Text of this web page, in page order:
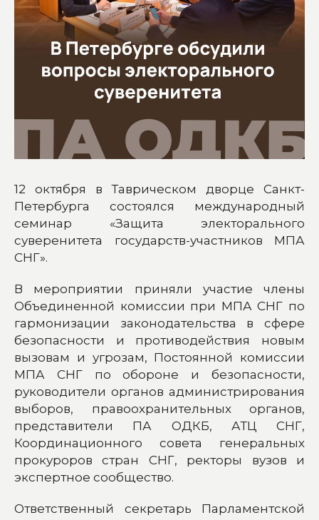
12 октября в Таврическом дворце Санкт-
Петербурга состоялся международный
семинар «Защита электорального
суверенитета государств-участников МПА
СНГ».
В мероприятии приняли участие члены
Объединенной комиссии при МПА СНГ по
гармонизации законодательства в сфере
безопасности и противодействия новым
вызовам и угрозам, Постоянной комиссии
МПА СНГ по обороне и безопасности,
руководители органов администрирования
выборов, правоохранительных органов,
представители ПА ОДКБ, АТЦ СНГ,
Координационного совета генеральных
прокуроров стран СНГ, ректоры вузов и
экспертное сообщество.
Ответственный секретарь Парламентской